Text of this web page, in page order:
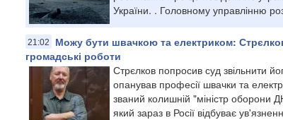
України. . Головному управлінню
21:02
Можу бути швачкою та електриком:
громадські роботи
Стрєлков попросив суд звільнити
опанував професії швачки та
званий колишній "міністр оборони
який зараз в Росії відбуває